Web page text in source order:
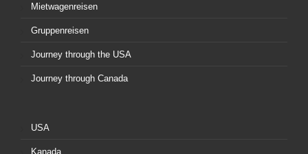
Mietwagenreisen
Gruppenreisen
Journey through the USA
Journey through Canada
USA
Kanada